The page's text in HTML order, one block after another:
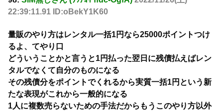
22:39:11.91 ID:oBekY1K60
量販のやり方はレンタル一括1円なら25000ポイントつけ
るよ、てやり口
どういうことかと言うと1円払った翌日に残債払えばレン
タルでなくて自分のものになる
その残債分をポイントでくれるから実質一括1円という新
たな表現がこれから一般的になる
1人に複数売らないための手法だからもうこのやり方以外